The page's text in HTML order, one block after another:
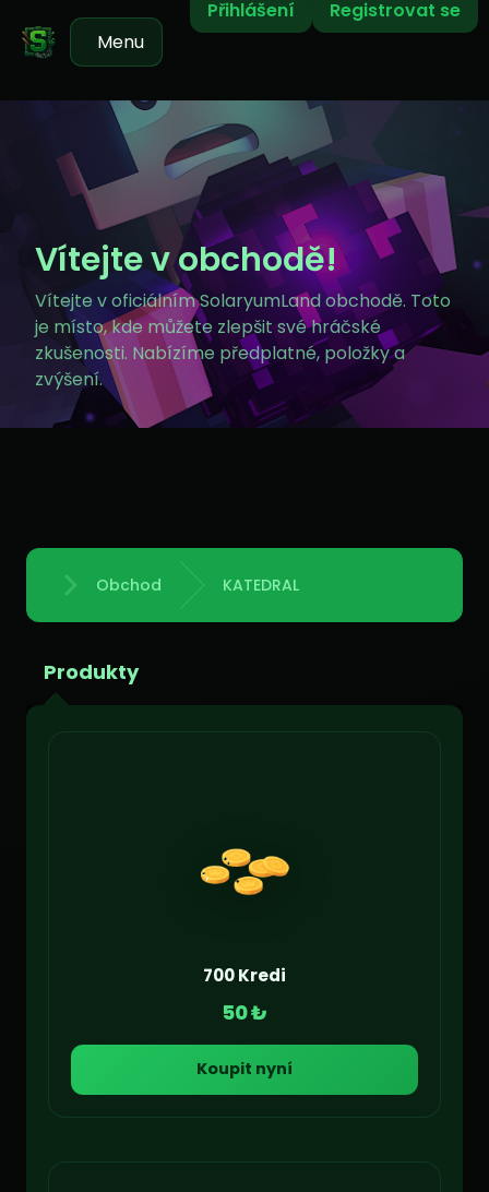
Přihlášení
Registrovat se
Menu
Vítejte v obchodě!
Vítejte v oficiálním SolaryumLand obchodě. Toto
je místo, kde můžete zlepšit své hráčské
zkušenosti. Nabízíme předplatné, položky a
zvýšení.
Domů Obchod KATEDRAL
Produkty
700 Kredi
50 ₺
Koupit nyní